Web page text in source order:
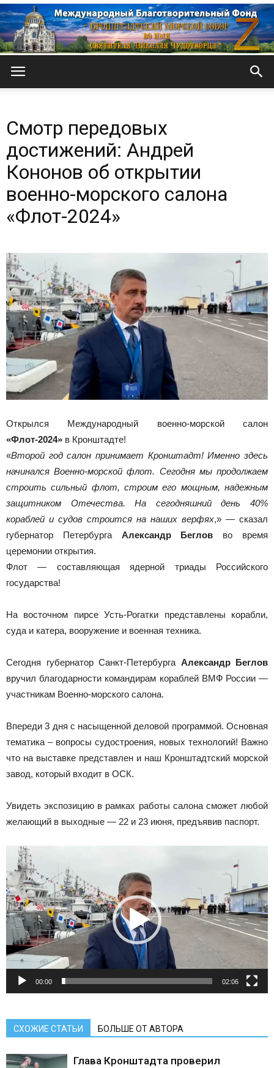
Морской
собор
Смотр передовых
достижений: Андрей
Кононов об открытии
военно-морского салона
«Флот-2024»
Открылся Международный военно-морской салон
«Флот-2024» в Кронштадте!
«Второй год салон принимает Кронштадт! Именно здесь
начинался Военно-морской флот. Сегодня мы продолжаем
строить сильный флот, строим его мощным, надежным
защитником Отечества. На сегодняшний день 40%
кораблей и судов строится на наших верфях,» — сказал
губернатор Петербурга Александр Беглов во время
церемонии открытия.
Флот — составляющая ядерной триады Российского
государства!
На восточном пирсе Усть-Рогатки представлены корабли,
суда и катера, вооружение и военная техника.
Сегодня губернатор Санкт-Петербурга Александр Беглов
вручил благодарности командирам кораблей ВМФ России —
участникам Военно-морского салона.
Впереди 3 дня с насыщенной деловой программой. Основная
тематика – вопросы судостроения, новых технологий! Важно
что на выставке представлен и наш Кронштадтский морской
завод, который входит в ОСК.
Увидеть экспозицию в рамках работы салона сможет любой
желающий в выходные — 22 и 23 июня, предъявив паспорт.
Видеоплеер
00:00 02:06
СХОЖИЕ СТАТЬИ БОЛЬШЕ ОТ АВТОРА
Глава Кронштадта проверил